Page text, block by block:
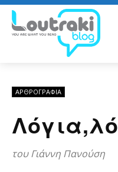
ΑΡΘPΟΓΡΑΦΙΑ
του Γιάννη Πανούση